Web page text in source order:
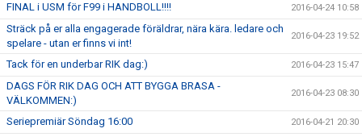
FINAL i USM för F99 i HANDBOLL!!!! 2016-04-24 10:58
Sträck på er alla engagerade föräldrar, nära kära. ledare och
spelare - utan er finns vi int!
2016-04-23 19:52
Tack för en underbar RIK dag:) 2016-04-23 15:47
DAGS FÖR RIK DAG OCH ATT BYGGA BRASA -
VÄLKOMMEN:)
2016-04-23 08:30
Seriepremiär Söndag 16:00 2016-04-21 20:30